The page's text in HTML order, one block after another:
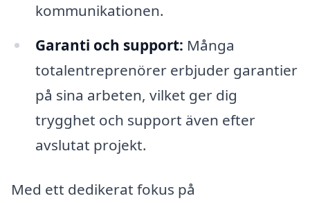
kommunikationen.
Garanti och support: Många
totalentreprenörer erbjuder garantier
på sina arbeten, vilket ger dig
trygghet och support även efter
avslutat projekt.
Med ett dedikerat fokus på